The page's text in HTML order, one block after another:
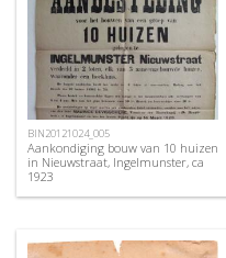
BIN20121024_005
Aankondiging bouw van 10 huizen
in Nieuwstraat, Ingelmunster, ca
1923